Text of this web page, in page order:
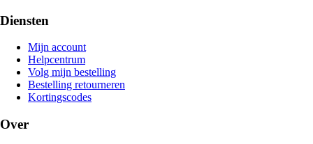
Diensten
Mijn account
Helpcentrum
Volg mijn bestelling
Bestelling retourneren
Kortingscodes
Over